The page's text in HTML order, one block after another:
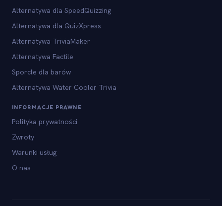
Alternatywa dla SpeedQuizzing
Alternatywa dla QuizXpress
Alternatywa TriviaMaker
Alternatywa Factile
Sporcle dla barów
Alternatywa Water Cooler Trivia
INFORMACJE PRAWNE
Polityka prywatności
Zwroty
Warunki usług
O nas